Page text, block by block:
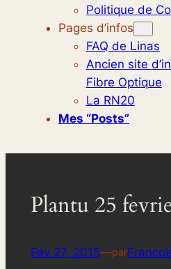
Politique de
Pages d’infos
FAQ de Linas
Ancien site
Fibre Optique
La RN20
Mes “posts”
Plantu 25
Fév 27, 2015—par